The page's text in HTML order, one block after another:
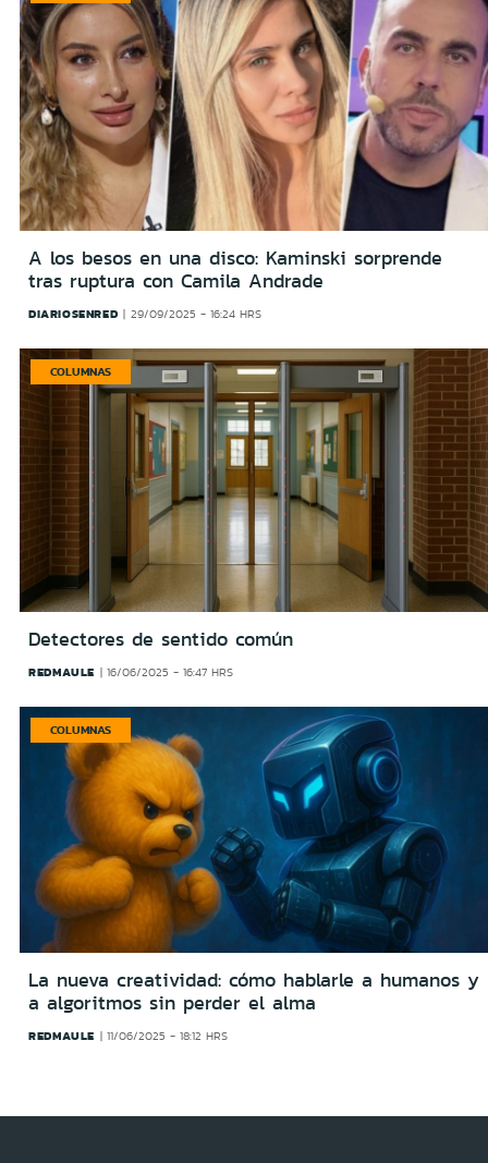
A los besos en una disco: Kaminski sorprende
tras ruptura con Camila Andrade
DIARIOSENRED 29/09/2025 - 16:24 HRS
COLUMNAS
Detectores de sentido común
REDMAULE 16/06/2025 - 16:47 HRS
COLUMNAS
La nueva creatividad: cómo hablarle a humanos y
a algoritmos sin perder el alma
REDMAULE 11/06/2025 - 18:12 HRS